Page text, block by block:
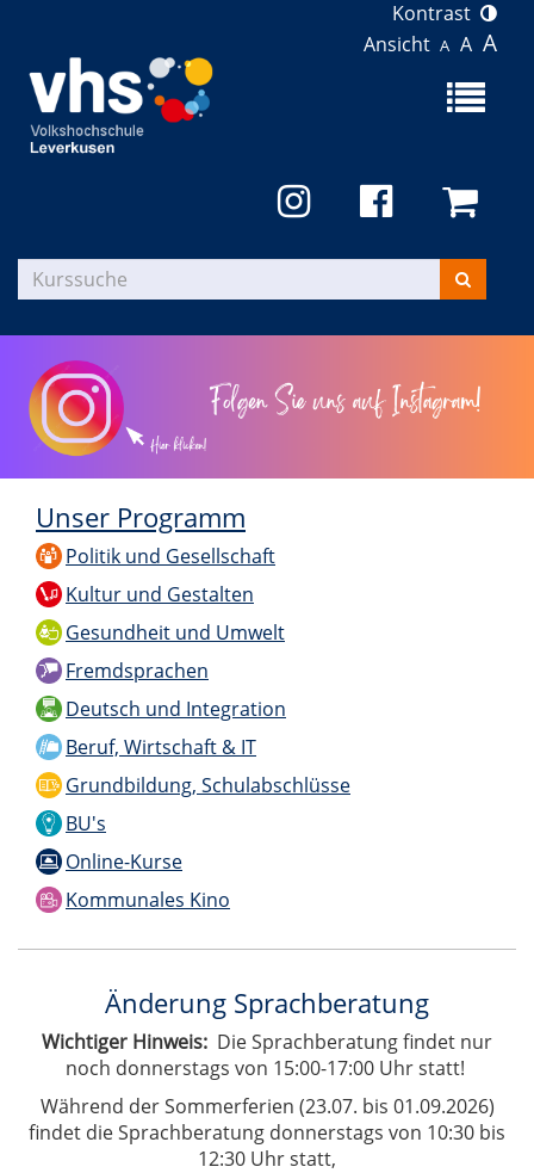
Kontrast
Ansicht A A A
Menü
Kurse
suchen
Unser Programm
Politik und Gesellschaft
Kultur und Gestalten
Gesundheit und Umwelt
Fremdsprachen
Deutsch und Integration
Beruf, Wirtschaft & IT
Grundbildung, Schulabschlüsse
BU's
Online-Kurse
Kommunales Kino
Änderung Sprachberatung
Wichtiger Hinweis: Die Sprachberatung findet nur
noch donnerstags von 15:00-17:00 Uhr statt!
Während der Sommerferien (23.07. bis 01.09.2026)
findet die Sprachberatung donnerstags von 10:30 bis
12:30 Uhr statt,